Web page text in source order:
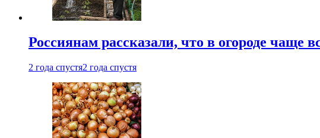
Россиянам рассказали, что в огороде чаще
2 года спустя2 года спустя